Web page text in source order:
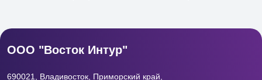
ООО "Восток Интур"
690021, Владивосток, Приморский край,